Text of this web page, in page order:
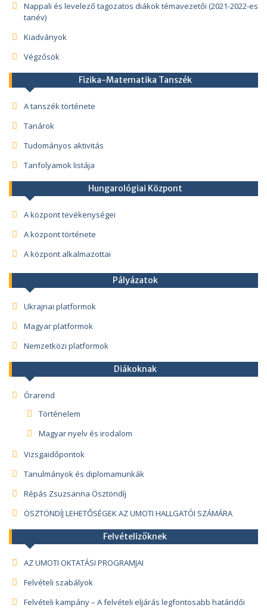
Nappali és levelező tagozatos diákok témavezetői (2021-2022-es
tanév)
Kiadványok
Végzősök
Fizika-Matematika Tanszék
A tanszék története
Tanárok
Tudományos aktivitás
Tanfolyamok listája
Hungarológiai Központ
A központ tevékenységei
A központ története
A központ alkalmazottai
Pályázatok
Ukrajnai platformok
Magyar platformok
Nemzetközi platformok
Diákoknak
Órarend
Történelem
Magyar nyelv és irodalom
Vizsgaidőpontok
Tanulmányok és diplomamunkák
Répás Zsuzsanna Ösztöndíj
ÖSZTÖNDÍJ LEHETŐSÉGEK AZ UMOTI HALLGATÓI SZÁMÁRA
Felvételizőknek
AZ UMOTI OKTATÁSI PROGRAMJAI
Felvételi szabályok
Felvételi kampány – A felvételi eljárás legfontosabb határidői